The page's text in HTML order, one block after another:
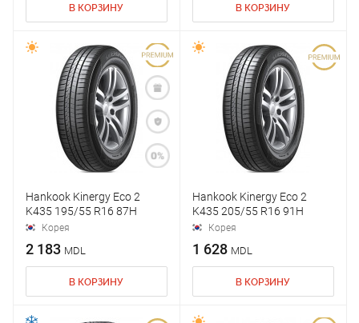
В КОРЗИНУ В КОРЗИНУ
Hankook Kinergy Eco 2
K435 195/55 R16 87H
Корея
2 183 MDL
В КОРЗИНУ
Hankook Kinergy Eco 2
K435 205/55 R16 91H
Корея
1 628 MDL
В КОРЗИНУ